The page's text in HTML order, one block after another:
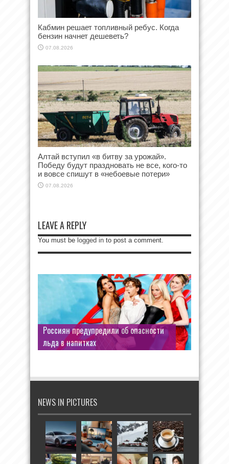
Кабмин решает топливный ребус. Когда
бензин начнет дешеветь?
07.08.2026
Алтай вступил «в битву за урожай».
Победу будут праздновать не все, кого-то
и вовсе спишут в «небоевые потери»
07.08.2026
LEAVE A REPLY
You must be logged in to post a comment.
Россиян предупредили об опасности
льда в напитках
NEWS IN PICTURES